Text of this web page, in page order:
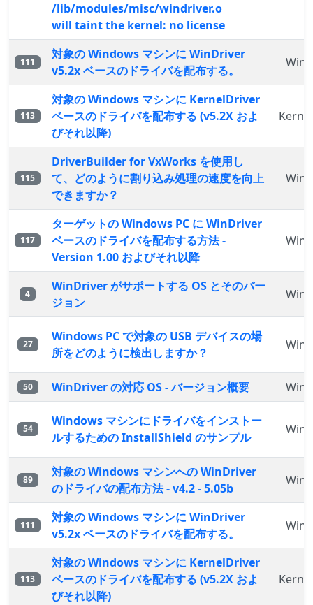
/lib/modules/misc/windriver.o
will taint the kernel: no license
111
対象の Windows マシンに WinDriver
v5.2x ベースのドライバを配布する。
113
対象の Windows マシンに KernelDriver
ベースのドライバを配布する (v5.2X およ
びそれ以降)
115
DriverBuilder for VxWorks を使用し
て、どのように割り込み処理の速度を向上
できますか？
117
ターゲットの Windows PC に WinDriver
ベースのドライバを配布する方法 -
Version 1.00 およびそれ以降
4
WinDriver がサポートする OS とそのバー
ジョン
27
Windows PC で対象の USB デバイスの場
所をどのように検出しますか？
50 WinDriver の対応 OS - バージョン概要
54
Windows マシンにドライバをインストー
ルするための InstallShield のサンプル
89
対象の Windows マシンへの WinDriver
のドライバの配布方法 - v4.2 - 5.05b
111
対象の Windows マシンに WinDriver
v5.2x ベースのドライバを配布する。
113
対象の Windows マシンに KernelDriver
ベースのドライバを配布する (v5.2X およ
びそれ以降)